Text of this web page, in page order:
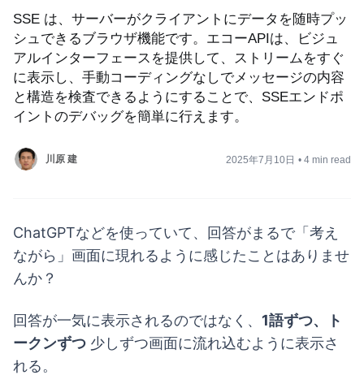
SSE は、サーバーがクライアントにデータを随時プッ
シュできるブラウザ機能です。エコーAPIは、ビジュ
アルインターフェースを提供して、ストリームをすぐ
に表示し、手動コーディングなしでメッセージの内容
と構造を検査できるようにすることで、SSEエンドポ
イントのデバッグを簡単に行えます。
川原 建 2025年7月10日 • 4 min read
ChatGPTなどを使っていて、回答がまるで「考え
ながら」画面に現れるように感じたことはありませ
んか？
回答が一気に表示されるのではなく、 1語ずつ、ト
ークンずつ 少しずつ画面に流れ込むように表示さ
れる。